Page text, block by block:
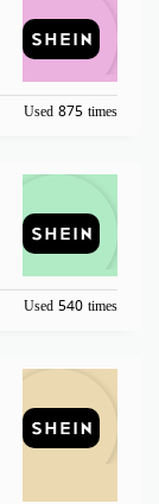
Used 875 times
Used 540 times